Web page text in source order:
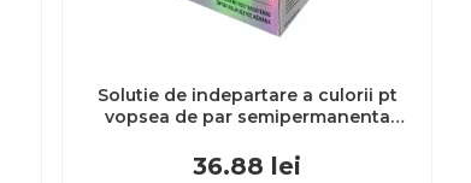
Solutie de indepartare a culorii pt
vopsea de par semipermanenta
ml
36.88 lei